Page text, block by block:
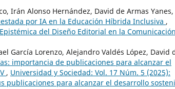
Irán Alonso Hernández, David de Armas Yanes,
por IA en la Educación Híbrida Inclusiva ,
del Diseño Editorial en la Comunicación
García Lorenzo, Alejandro Valdés López, David
importancia de publicaciones para alcanzar el
, Universidad y Sociedad: Vol. 17 Núm. 5 (2025):
publicaciones para alcanzar el desarrollo